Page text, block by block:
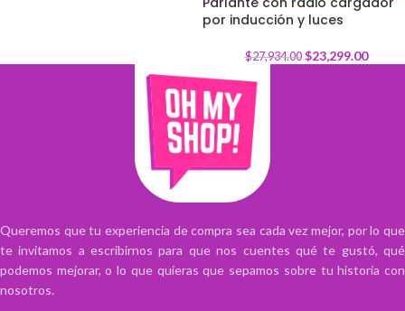
-17%
por inducción y luces
$27,934.00 $23,299.00
Queremos que tu experiencia de compra sea cada vez mejor, por lo que
te invitamos a escribirnos para que nos cuentes qué te gustó, qué
podemos mejorar, o lo que quieras que sepamos sobre tu historia con
nosotros.